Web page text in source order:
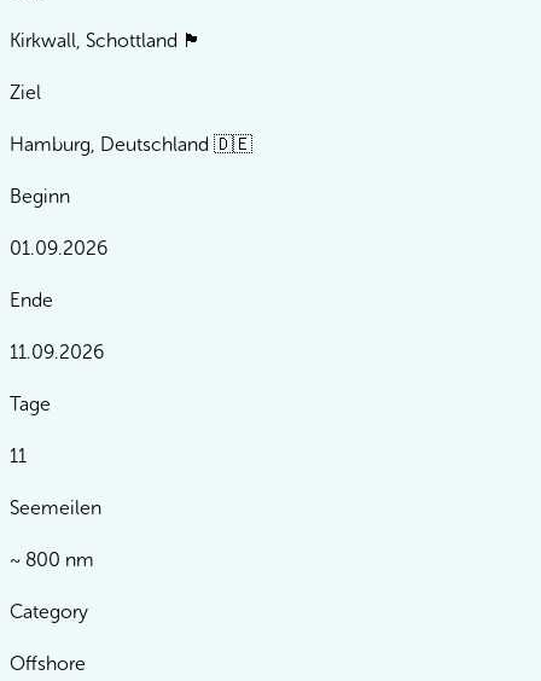
Kirkwall, Schottland 🏴󠁧󠁢󠁳󠁣󠁴󠁿
Ziel
Hamburg, Deutschland 🇩🇪
Beginn
01.09.2026
Ende
11.09.2026
Tage
11
Seemeilen
~ 800 nm
Category
Offshore